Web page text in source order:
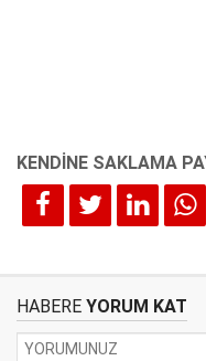
HABERE YORUM KAT